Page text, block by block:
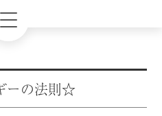
ーの法則☆